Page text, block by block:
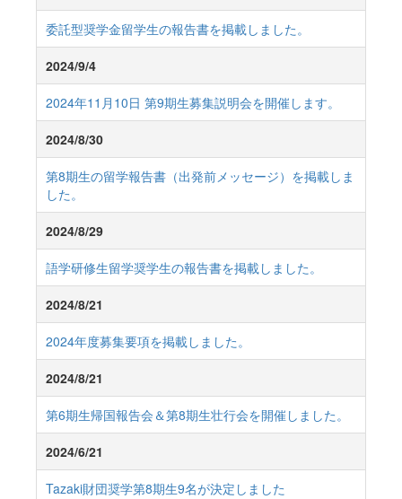
委託型奨学金留学生の報告書を掲載しました。
2024/9/4
2024年11月10日 第9期生募集説明会を開催します。
2024/8/30
第8期生の留学報告書（出発前メッセージ）を掲載しま
した。
2024/8/29
語学研修生留学奨学生の報告書を掲載しました。
2024/8/21
2024年度募集要項を掲載しました。
2024/8/21
第6期生帰国報告会＆第8期生壮行会を開催しました。
2024/6/21
Tazaki財団奨学第8期生9名が決定しました